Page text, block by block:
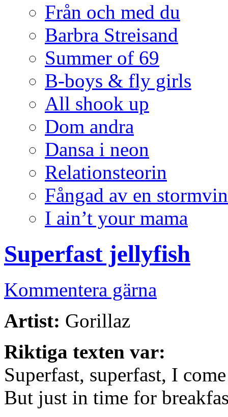
Från och med du
Barbra Streisand
Summer of 69
B-boys & fly girls
All shook up
Dom andra
Dansa i neon
Relationsteorin
Fångad av en
I ain’t your mama
Superfast jellyfish
Kommentera gärna
Artist: Gorillaz
Riktiga texten var:
Superfast, superfast, I
But just in time for